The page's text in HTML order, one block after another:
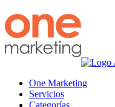
One Marketing
Servicios
Categorías